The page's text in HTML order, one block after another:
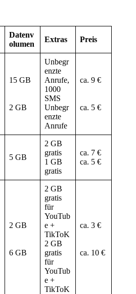
Datenv
olumen
Extras Preis
15 GB
2 GB
Unbegr
enzte
Anrufe,
1000
SMS
Unbegr
enzte
Anrufe
ca. 9 €
ca. 5 €
5 GB
2 GB
gratis
1 GB
gratis
ca. 7 €
ca. 5 €
2 GB
6 GB
2 GB
gratis
für
YouTub
e +
TikToK
2 GB
gratis
für
YouTub
e +
TikToK
ca. 3 €
ca. 10 €